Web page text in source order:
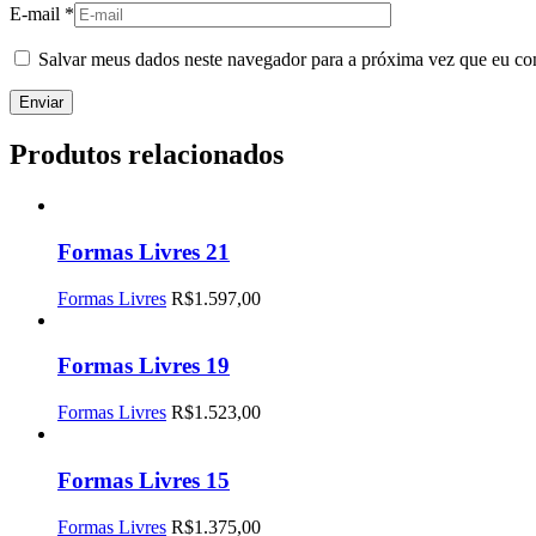
E-mail *
Salvar meus dados neste navegador para a próxima vez que eu
Produtos relacionados
Formas Livres 21
Formas Livres R$1.597,00
Formas Livres 19
Formas Livres R$1.523,00
Formas Livres 15
Formas Livres R$1.375,00